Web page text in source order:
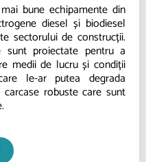
bune echipamente din
diesel și biodiesel
sectorului de construcții.
sunt proiectate pentru a
medii de lucru și condiții
le-ar putea degrada
robuste care sunt